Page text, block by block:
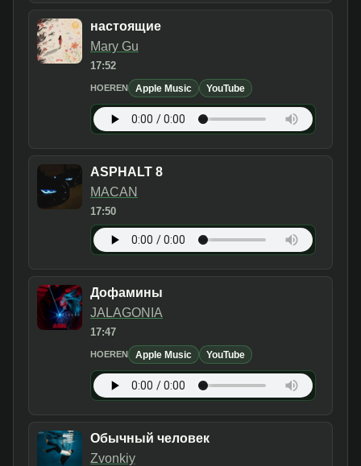
настоящие
Mary Gu
17:52
HOEREN Apple Music YouTube
ASPHALT 8
MACAN
17:50
Дофамины
JALAGONIA
17:47
HOEREN Apple Music YouTube
Обычный человек
Zvonkiy